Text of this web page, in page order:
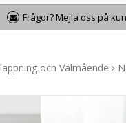
Frågor? Mejla oss på
och Välmående